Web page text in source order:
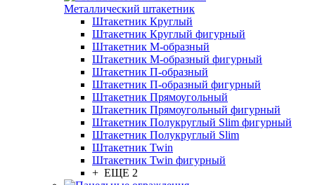
Металлический штакетник
Штакетник Круглый
Штакетник Круглый фигурный
Штакетник М-образный
Штакетник М-образный фигурный
Штакетник П-образный
Штакетник П-образный фигурный
Штакетник Прямоугольный
Штакетник Прямоугольный фигурный
Штакетник Полукруглый Slim фигурный
Штакетник Полукруглый Slim
Штакетник Twin
Штакетник Twin фигурный
+ ЕЩЕ 2